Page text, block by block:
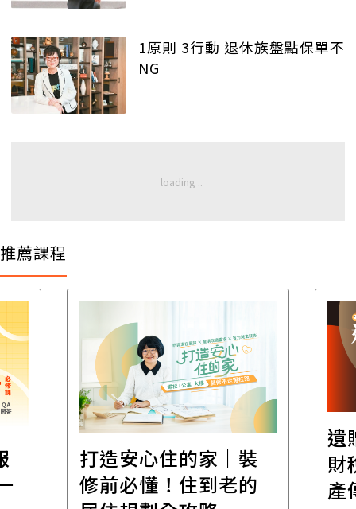
1原則 3行動 退休族盤點保單不
NG
推薦課程
打造安心住的家｜裝
修前必懂！住到老的
遺
財
產